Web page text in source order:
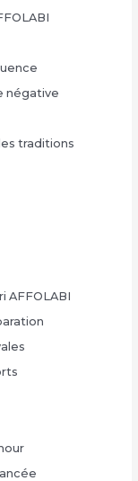
négative
traditions
AFFOLABI